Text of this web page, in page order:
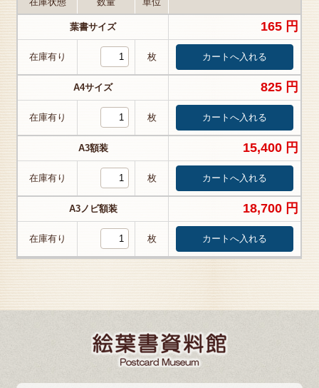
葉書サイズ 165 円
在庫有り 枚
A4サイズ 825 円
在庫有り 枚
A3額装 15,400 円
在庫有り 枚
A3ノビ額装 18,700 円
在庫有り 枚